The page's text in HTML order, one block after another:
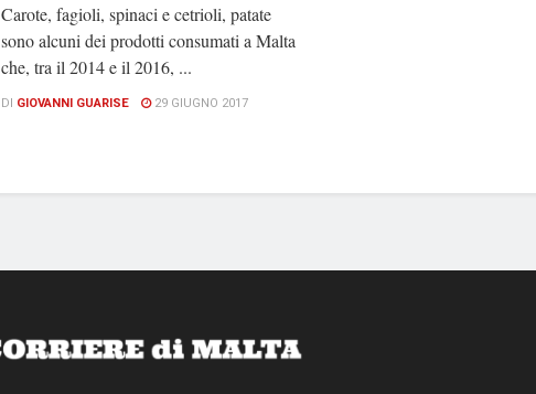
Carote, fagioli, spinaci e cetrioli, patate
sono alcuni dei prodotti consumati a Malta
che, tra il 2014 e il 2016, ...
DI GIOVANNI GUARISE 29 GIUGNO 2017